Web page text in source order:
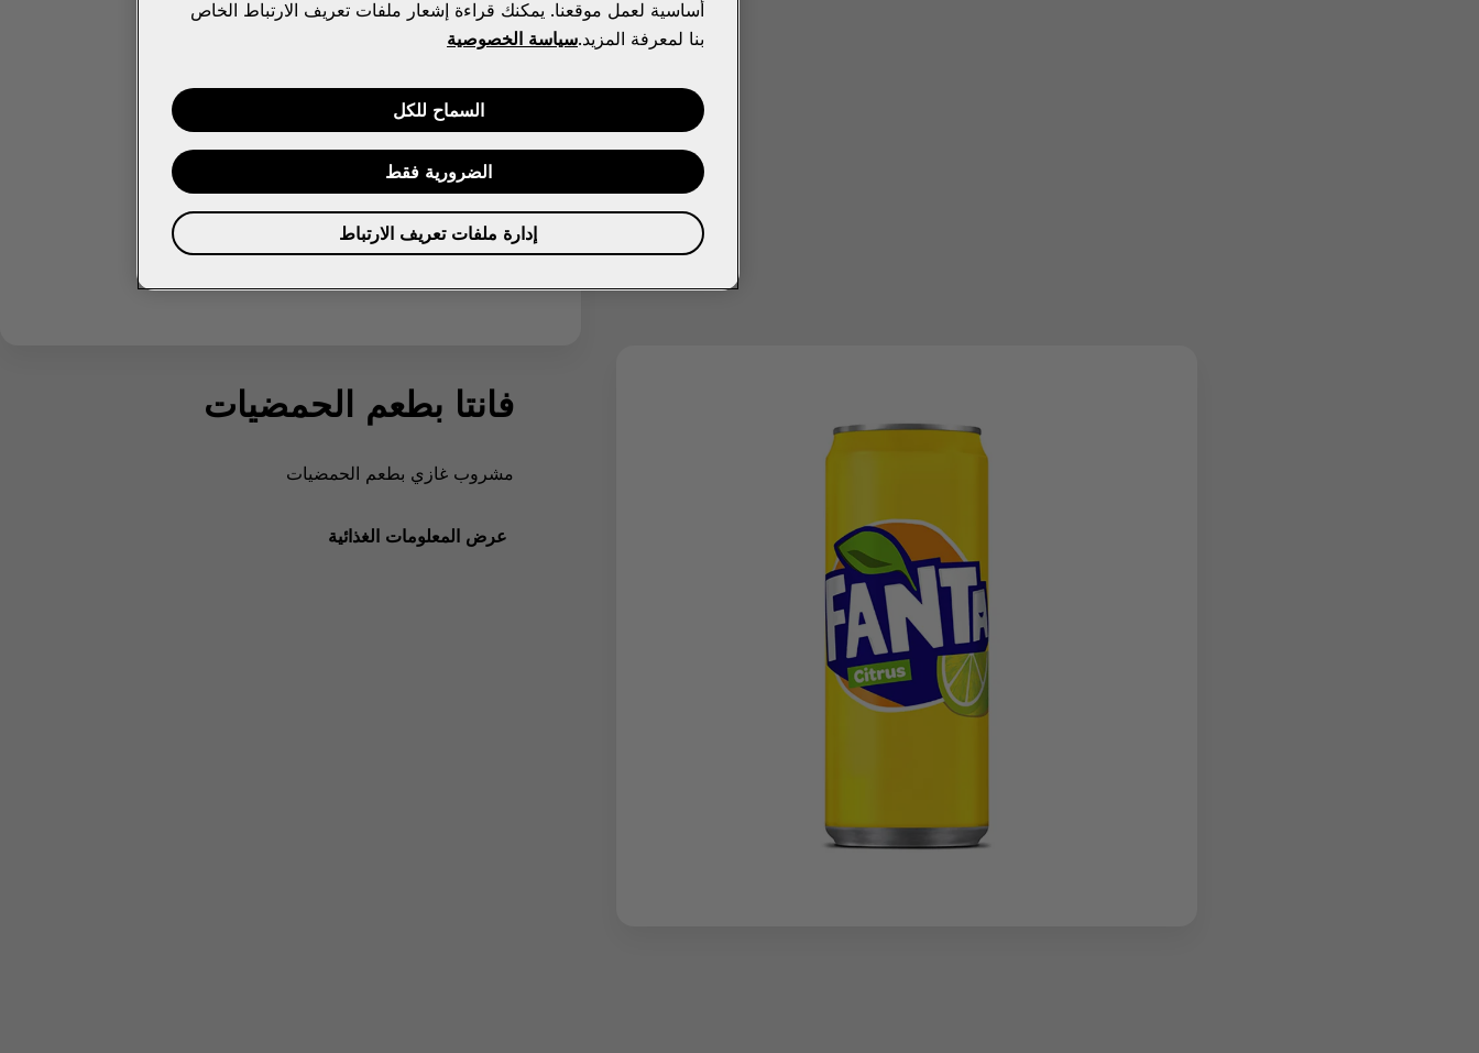
فانتا بطعم الحمضيات
مشروب غازي بطعم الحمضيات
عرض المعلومات الغذائية
أساسية لعمل موقعنا. يمكنك قراءة إشعار ملفات تعريف الارتباط الخاص
بنا لمعرفة المزيد. سياسة الخصوصية
السماح للكل
الضرورية فقط
إدارة ملفات تعريف الارتباط